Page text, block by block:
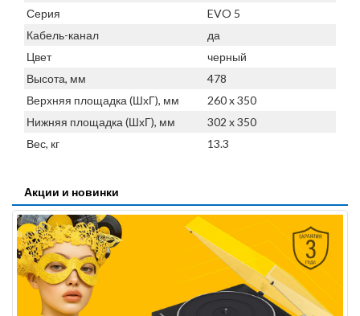
Серия
EVO 5
Кабель-канал
да
Цвет
черный
Высота, мм
478
Верхняя площадка (ШхГ), мм
260 x 350
Нижняя площадка (ШхГ), мм
302 x 350
Вес, кг
13.3
Акции и новинки